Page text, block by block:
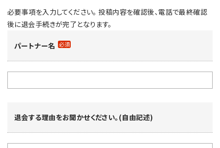
必要事項を入力してください。 投稿内容を確認後、電話で最終確認
後に退会手続きが完了となります。
パートナー名 必須
退会する理由をお聞かせください。(自由記述)